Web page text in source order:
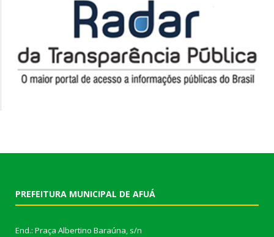
PREFEITURA MUNICIPAL DE AFUÁ
End.: Praça Albertino Baraúna, s/n